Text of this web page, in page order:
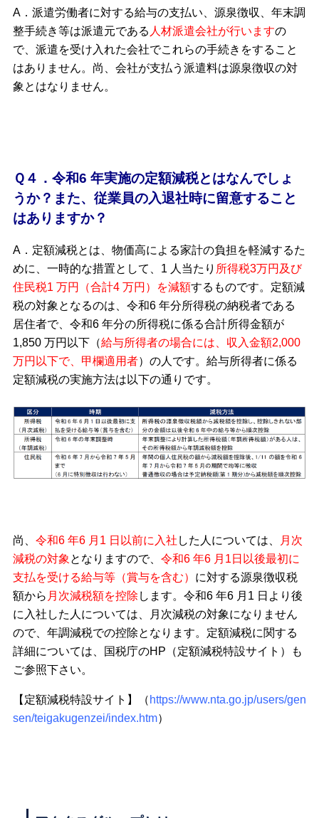
A．派遣労働者に対する給与の支払い、源泉徴収、年末調
整手続き等は派遣元である 人材派遣会社が行いますの
で、派遣を受け入れた会社でこれらの手続きをすること
はありません。尚、会社が支払う派遣料は源泉徴収の対
象とはなりません。
Ｑ４．令和6 年実施の定額減税とはなんでしょ
うか？また、従業員の入退社時に留意すること
はありますか？
A．定額減税とは、物価高による家計の負担を軽減するた
めに、一時的な措置として、1 人当たり 所得税3万円及び
住民税1 万円（合計4 万円）を減額するものです。定額減
税の対象となるのは、令和6 年分所得税の納税者である
居住者で、令和6 年分の所得税に係る合計所得金額が
1,850 万円以下（給与所得者の場合には、収入金額2,000
万円以下で、甲欄適用者）の人です。給与所得者に係る
定額減税の実施方法は以下の通りです。
尚、 令和6 年6 月1 日以前に入社 した人については、
月次
減税の対象 となりますので、 令和6 年6 月1日以後最初に
支払を受ける給与等（賞与を含む） に対する源泉徴収税
額から 月次減税額を控除 します。令和6 年6 月1 日より後
に入社した人については、月次減税の対象になりません
ので、年調減税での控除となります。定額減税に関する
詳細については、国税庁のHP（定額減税特設サイト）も
ご参照下さい。
【定額減税特設サイト】（ https://www.nta.go.jp/users/gen
sen/teigakugenzei/index.htm）